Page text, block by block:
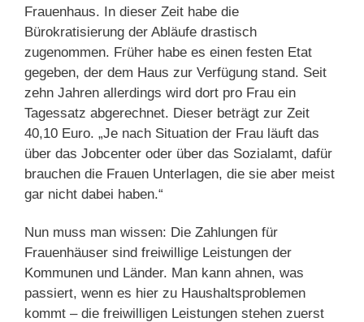
Frauenhaus. In dieser Zeit habe die
Bürokratisierung der Abläufe drastisch
zugenommen. Früher habe es einen festen Etat
gegeben, der dem Haus zur Verfügung stand. Seit
zehn Jahren allerdings wird dort pro Frau ein
Tagessatz abgerechnet. Dieser beträgt zur Zeit
40,10 Euro. „Je nach Situation der Frau läuft das
über das Jobcenter oder über das Sozialamt, dafür
brauchen die Frauen Unterlagen, die sie aber meist
gar nicht dabei haben.“
Nun muss man wissen: Die Zahlungen für
Frauenhäuser sind freiwillige Leistungen der
Kommunen und Länder. Man kann ahnen, was
passiert, wenn es hier zu Haushaltsproblemen
kommt – die freiwilligen Leistungen stehen zuerst